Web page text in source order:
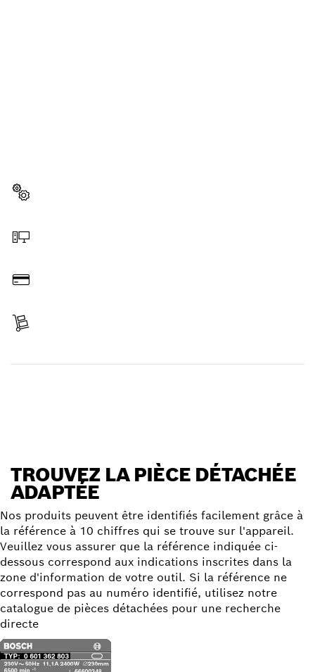
TROUVEZ LA PIÈCE DÉTACHÉE
ADAPTÉE
Nos produits peuvent être identifiés facilement grâce à
la référence à 10 chiffres qui se trouve sur l'appareil.
Veuillez vous assurer que la référence indiquée ci-
dessous correspond aux indications inscrites dans la
zone d'information de votre outil. Si la référence ne
correspond pas au numéro identifié, utilisez notre
catalogue de pièces détachées pour une recherche
directe